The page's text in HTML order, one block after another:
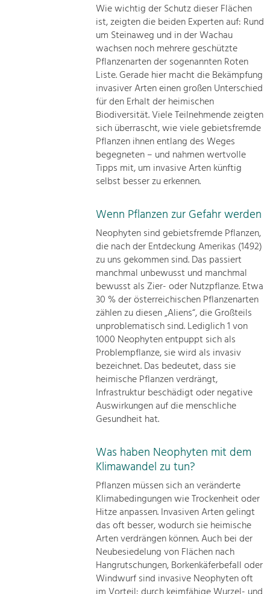
Wie wichtig der Schutz dieser Flächen
ist, zeigten die beiden Experten auf: Rund
um Steinaweg und in der Wachau
wachsen noch mehrere geschützte
Pflanzenarten der sogenannten Roten
Liste. Gerade hier macht die Bekämpfung
invasiver Arten einen großen Unterschied
für den Erhalt der heimischen
Biodiversität. Viele Teilnehmende zeigten
sich überrascht, wie viele gebietsfremde
Pflanzen ihnen entlang des Weges
begegneten – und nahmen wertvolle
Tipps mit, um invasive Arten künftig
selbst besser zu erkennen.
Wenn Pflanzen zur Gefahr werden
Neophyten sind gebietsfremde Pflanzen,
die nach der Entdeckung Amerikas (1492)
zu uns gekommen sind. Das passiert
manchmal unbewusst und manchmal
bewusst als Zier- oder Nutzpflanze. Etwa
30 % der österreichischen Pflanzenarten
zählen zu diesen „Aliens“, die Großteils
unproblematisch sind. Lediglich 1 von
1000 Neophyten entpuppt sich als
Problempflanze, sie wird als invasiv
bezeichnet. Das bedeutet, dass sie
heimische Pflanzen verdrängt,
Infrastruktur beschädigt oder negative
Auswirkungen auf die menschliche
Gesundheit hat.
Was haben Neophyten mit dem
Klimawandel zu tun?
Pflanzen müssen sich an veränderte
Klimabedingungen wie Trockenheit oder
Hitze anpassen. Invasiven Arten gelingt
das oft besser, wodurch sie heimische
Arten verdrängen können. Auch bei der
Neubesiedelung von Flächen nach
Hangrutschungen, Borkenkäferbefall oder
Windwurf sind invasive Neophyten oft